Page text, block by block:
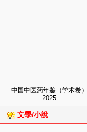
中国中医药年鉴（学术卷）
2025
文學/小說